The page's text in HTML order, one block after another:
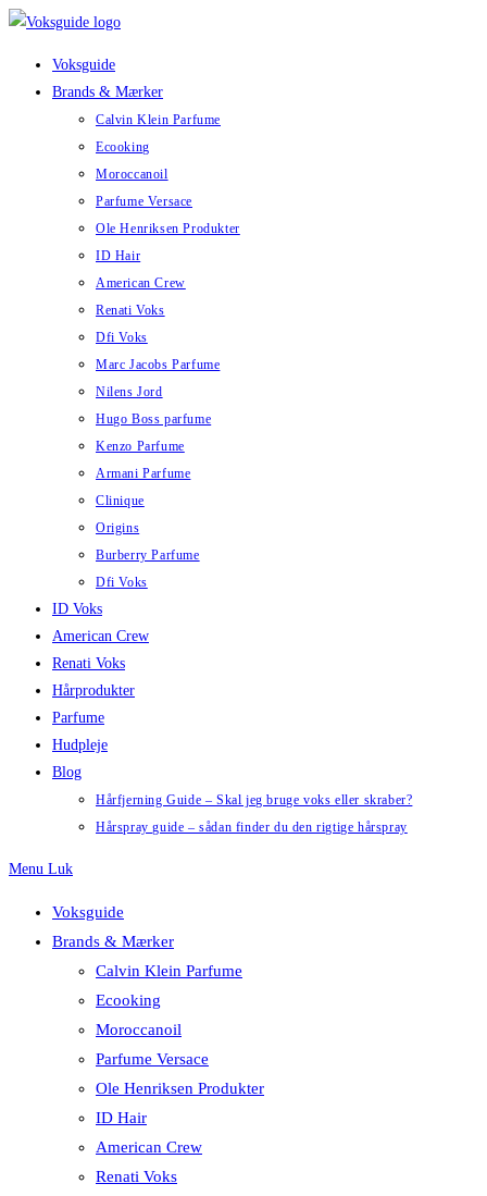
Skip
Voksguide
Brands & Mærker
Calvin Klein Parfume
Ecooking
Moroccanoil
Parfume Versace
Ole Henriksen Produkter
ID Hair
American Crew
Renati Voks
Dfi Voks
Marc Jacobs Parfume
Nilens Jord
Hugo Boss parfume
Kenzo Parfume
Armani Parfume
Clinique
Origins
Burberry Parfume
Dfi Voks
ID Voks
American Crew
Renati Voks
Hårprodukter
Parfume
Hudpleje
Blog
Hårfjerning Guide – Skal jeg bruge voks eller skraber?
Hårspray guide – sådan finder du den rigtige hårspray
Menu Luk
Voksguide
Brands & Mærker
Calvin Klein Parfume
Ecooking
Moroccanoil
Parfume Versace
Ole Henriksen Produkter
ID Hair
American Crew
Renati Voks